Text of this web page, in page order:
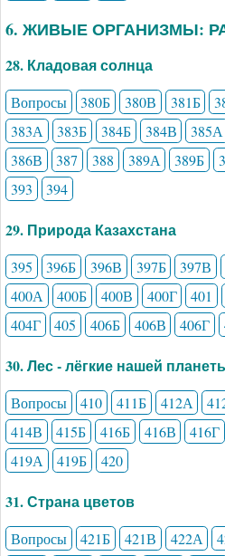
6. ЖИВЫЕ ОРГАНИЗМЫ:
28. Кладовая солнца
Вопросы 380Б 380В 381Б
383А
383Б 384Б 384В 385А
386В
387 388 389А 389Б
393
394
29. Природа Казахстана
395 396Б 396В 397Б 397В
400А
400Б 400В 400Г 401
404Г
405 406Б 406В 406Г
30. Лес - лёгкие нашей
Вопросы 410 411Б 412А
414В
415Б 416Б 416В 416Г
419А
419Б 420
31. Страна цветов
Вопросы 421Б 421В 422А